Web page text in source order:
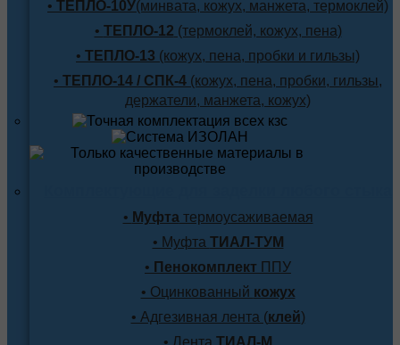
• ТЕПЛО-10У(минвата, кожух, манжета, термоклей)
• ТЕПЛО-12 (термоклей, кожух, пена)
• ТЕПЛО-13 (кожух, пена, пробки и гильзы)
• ТЕПЛО-14 / СПК-4 (кожух, пена, пробки, гильзы,
держатели, манжета, кожух)
• Муфтатермоусаживаемая
• Муфта ТИАЛ-ТУМ
• Пенокомплект ППУ
• Оцинкованный кожух
• Адгезивная лента (клей)
• Лента ТИАЛ-М